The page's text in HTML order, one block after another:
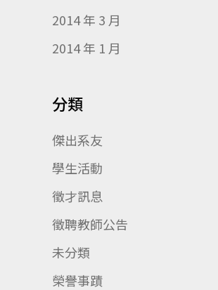
2014 年 3 月
2014 年 1 月
分類
傑出系友
學生活動
徵才訊息
徵聘教師公告
未分類
榮譽事蹟